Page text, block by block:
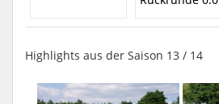
Highlights aus der Saison 13 / 14